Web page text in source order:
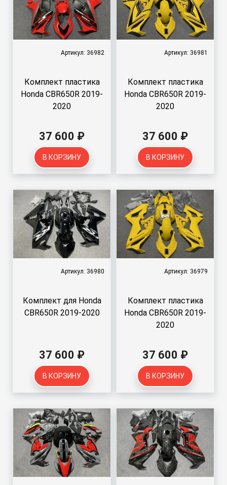
Артикул: 36982
Комплект пластика
Honda CBR650R 2019-
2020
37 600 ₽
В КОРЗИНУ
Артикул: 36981
Комплект пластика
Honda CBR650R 2019-
2020
37 600 ₽
В КОРЗИНУ
Артикул: 36980
Комплект для Honda
CBR650R 2019-2020
37 600 ₽
В КОРЗИНУ
Артикул: 36979
Комплект пластика
Honda CBR650R 2019-
2020
37 600 ₽
В КОРЗИНУ